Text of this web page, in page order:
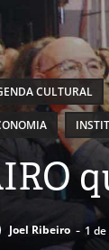
CULTURAL
Joel Ribeiro - 1